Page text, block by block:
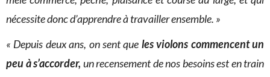
nécessite donc d’apprendre à travailler ensemble. »
« Depuis deux ans, on sent que les violons commencent un
peu à s’accorder, un recensement de nos besoins est en train